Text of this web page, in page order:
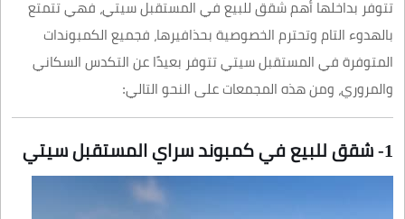
تتوفر بداخلها أهم شقق للبيع في المستقبل سيتي، فهي تتمتع
بالهدوء التام وتحترم الخصوصية بحذافيرها، فجميع الكمبوندات
المتوفرة في المستقبل سيتي تتوفر بعيدًا عن التكدس السكاني
والمروري، ومن هذه المجمعات على النحو التالي:
1- شقق للبيع في كمبوند سراي المستقبل سيتي